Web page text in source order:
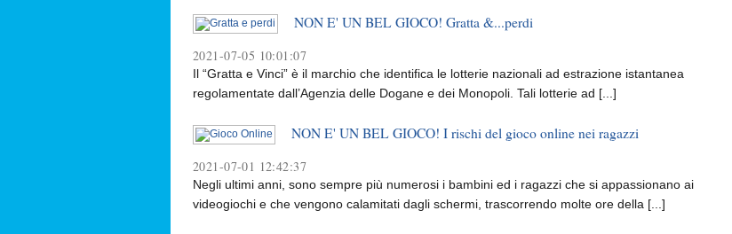
NON E' UN BEL GIOCO! Gratta &...perdi
2021-07-05 10:01:07
Il “Gratta e Vinci” è il marchio che identifica le lotterie nazionali ad estrazione istantanea
regolamentate dall’Agenzia delle Dogane e dei Monopoli. Tali lotterie ad [...]
NON E' UN BEL GIOCO! I rischi del gioco online nei ragazzi
2021-07-01 12:42:37
Negli ultimi anni, sono sempre più numerosi i bambini ed i ragazzi che si appassionano ai
videogiochi e che vengono calamitati dagli schermi, trascorrendo molte ore della [...]